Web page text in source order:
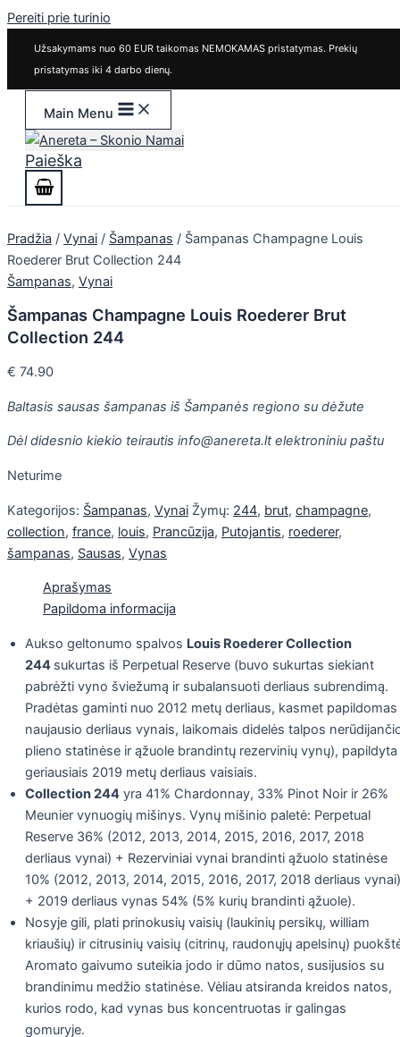
Pereiti prie turinio
Užsakymams nuo 60 EUR taikomas NEMOKAMAS pristatymas. Prekių
pristatymas iki 4 darbo dienų.
Main Menu
Paieška
Pradžia / Vynai / Šampanas / Šampanas Champagne Louis
Roederer Brut Collection 244
Šampanas, Vynai
Šampanas Champagne Louis Roederer Brut
Collection 244
€ 74.90
Baltasis sausas šampanas iš Šampanės regiono su dėžute
Dėl didesnio kiekio teirautis info@anereta.lt elektroniniu paštu
Neturime
Kategorijos: Šampanas, Vynai Žymų: 244, brut, champagne,
collection, france, louis, Prancūzija, Putojantis, roederer,
šampanas, Sausas, Vynas
Aprašymas
Papildoma informacija
Aukso geltonumo spalvos Louis Roederer Collection
244 sukurtas iš Perpetual Reserve (buvo sukurtas siekiant
pabrėžti vyno šviežumą ir subalansuoti derliaus subrendimą.
Pradėtas gaminti nuo 2012 metų derliaus, kasmet papildomas
naujausio derliaus vynais, laikomais didelės talpos
plieno statinėse ir ąžuole brandintų rezervinių vynų), papildyta
geriausiais 2019 metų derliaus vaisiais.
Collection 244 yra 41% Chardonnay, 33% Pinot Noir ir 26%
Meunier vynuogių mišinys. Vynų mišinio paletė: Perpetual
Reserve 36% (2012, 2013, 2014, 2015, 2016, 2017, 2018
derliaus vynai) + Rezerviniai vynai brandinti ąžuolo statinėse
10% (2012, 2013, 2014, 2015, 2016, 2017, 2018 derliaus vynai)
+ 2019 derliaus vynas 54% (5% kurių brandinti ąžuole).
Nosyje gili, plati prinokusių vaisių (laukinių persikų, william
kriaušių) ir citrusinių vaisių (citrinų, raudonųjų apelsinų)
Aromato gaivumo suteikia jodo ir dūmo natos, susijusios su
brandinimu medžio statinėse. Vėliau atsiranda kreidos natos,
kurios rodo, kad vynas bus koncentruotas ir galingas
gomuryje.